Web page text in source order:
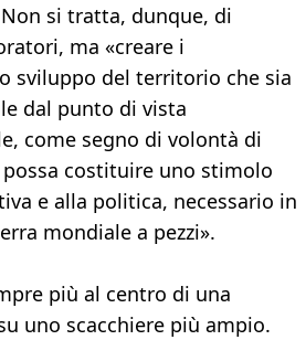
si tratta, dunque, di
ma «creare i
sviluppo del territorio che sia
dal punto di vista
come segno di volontà di
possa costituire uno stimolo
e alla politica, necessario in
mondiale a pezzi».
più al centro di una
uno scacchiere più ampio.